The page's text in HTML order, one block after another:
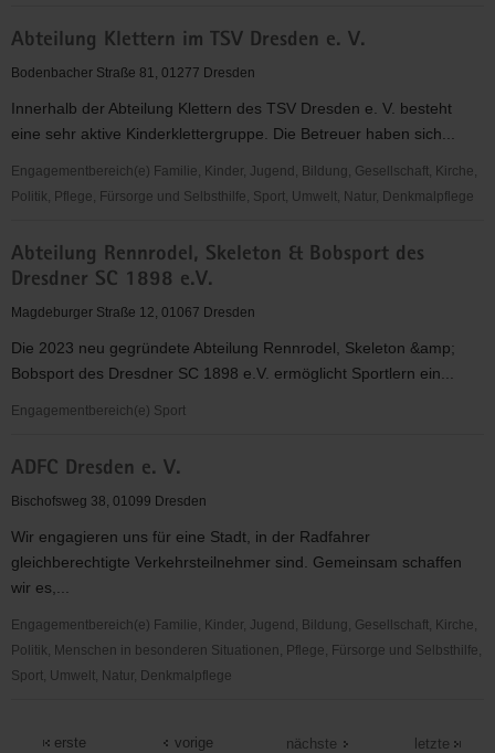
-
Alphabetisierung,
Chancen
in
Dresden
e.V.
Abteilung Klettern im TSV Dresden e. V.
Bodenbacher Straße 81, 01277 Dresden
Innerhalb der Abteilung Klettern des TSV Dresden e. V. besteht
eine sehr aktive Kinderklettergruppe. Die Betreuer haben sich...
Engagementbereich(e) Familie, Kinder, Jugend, Bildung, Gesellschaft, Kirche,
Politik, Pflege, Fürsorge und Selbsthilfe, Sport, Umwelt, Natur, Denkmalpflege
Klettern
im
TSV
e.
V.
Abteilung Rennrodel, Skeleton & Bobsport des
Dresdner SC 1898 e.V.
Magdeburger Straße 12, 01067 Dresden
Die 2023 neu gegründete Abteilung Rennrodel, Skeleton &amp;
Bobsport des Dresdner SC 1898 e.V. ermöglicht Sportlern ein...
Engagementbereich(e) Sport
Rennrodel,
Skeleton
Bobsport
des
Dresdner
SC
1898
e.V.
ADFC Dresden e. V.
Bischofsweg 38, 01099 Dresden
Wir engagieren uns für eine Stadt, in der Radfahrer
gleichberechtigte Verkehrsteilnehmer sind. Gemeinsam schaffen
wir es,...
Engagementbereich(e) Familie, Kinder, Jugend, Bildung, Gesellschaft, Kirche,
Politik, Menschen in besonderen Situationen, Pflege, Fürsorge und Selbsthilfe,
Sport, Umwelt, Natur, Denkmalpflege
erste
vorige
nächste letzte